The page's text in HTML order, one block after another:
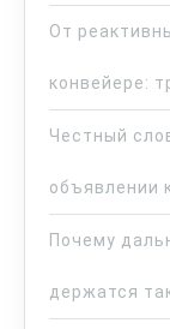
От
конвейере:
Честный
объявлении
Почему
держатся